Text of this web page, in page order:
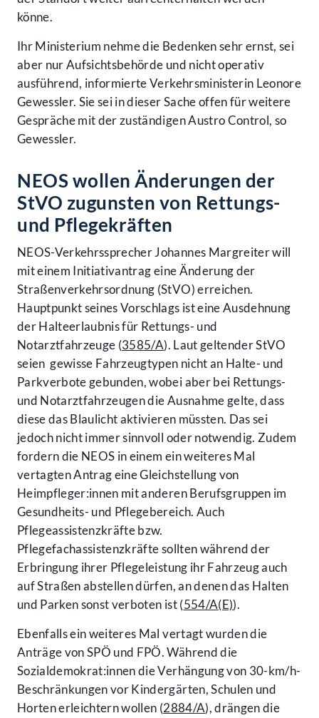
könne.
Ihr Ministerium nehme die Bedenken sehr ernst, sei
aber nur Aufsichtsbehörde und nicht operativ
ausführend, informierte Verkehrsministerin Leonore
Gewessler. Sie sei in dieser Sache offen für weitere
Gespräche mit der zuständigen Austro Control, so
Gewessler.
NEOS wollen Änderungen der
StVO zugunsten von Rettungs-
und Pflegekräften
NEOS-Verkehrssprecher Johannes Margreiter will
mit einem Initiativantrag eine Änderung der
Straßenverkehrsordnung (StVO) erreichen.
Hauptpunkt seines Vorschlags ist eine Ausdehnung
der Halteerlaubnis für Rettungs- und
Notarztfahrzeuge (3585/A). Laut geltender StVO
seien gewisse Fahrzeugtypen nicht an Halte- und
Parkverbote gebunden, wobei aber bei Rettungs-
und Notarztfahrzeugen die Ausnahme gelte, dass
diese das Blaulicht aktivieren müssten. Das sei
jedoch nicht immer sinnvoll oder notwendig. Zudem
fordern die NEOS in einem ein weiteres Mal
vertagten Antrag eine Gleichstellung von
Heimpfleger:innen mit anderen Berufsgruppen im
Gesundheits- und Pflegebereich. Auch
Pflegeassistenzkräfte bzw.
Pflegefachassistenzkräfte sollten während der
Erbringung ihrer Pflegeleistung ihr Fahrzeug auch
auf Straßen abstellen dürfen, an denen das Halten
und Parken sonst verboten ist (554/A(E)).
Ebenfalls ein weiteres Mal vertagt wurden die
Anträge von SPÖ und FPÖ. Während die
Sozialdemokrat:innen die Verhängung von 30-km/h-
Beschränkungen vor Kindergärten, Schulen und
Horten erleichtern wollen (2884/A), drängen die